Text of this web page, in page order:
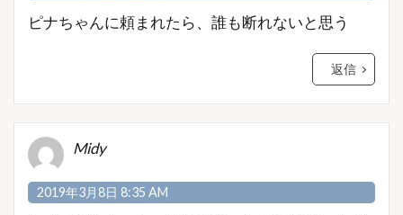
ピナちゃんに頼まれたら、誰も断れないと思う
返信
Midy
2019年3月8日 8:35 AM